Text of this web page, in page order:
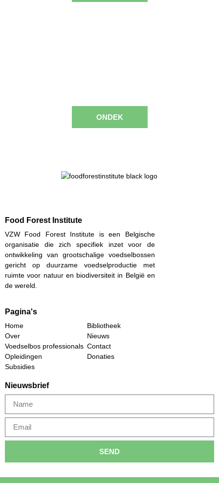
ONDEK
Food Forest Institute
VZW Food Forest Institute is een Belgische
organisatie die zich specifiek inzet voor de
ontwikkeling van grootschalige voedselbossen
gericht op duurzame voedselproductie met
ruimte voor natuur en biodiversiteit in België en
de wereld.
Pagina's
Home
Over
Voedselbos professionals
Opleidingen
Subsidies
Bibliotheek
Nieuws
Contact
Donaties
Nieuwsbrief
SEND